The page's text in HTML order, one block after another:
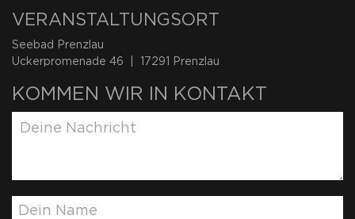
VERANSTALTUNGSORT
Seebad Prenzlau
Uckerpromenade 46 | 17291 Prenzlau
KOMMEN WIR IN KONTAKT